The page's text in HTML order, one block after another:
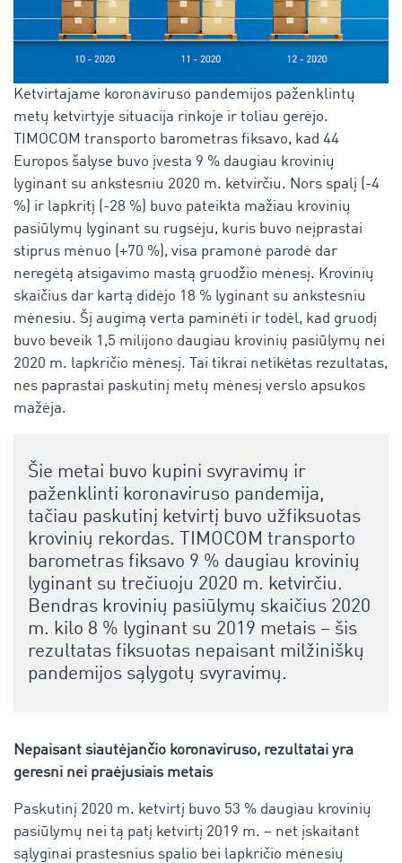
Ketvirtajame koronaviruso pandemijos paženklintų
metų ketvirtyje situacija rinkoje ir toliau gerėjo.
TIMOCOM transporto barometras fiksavo, kad 44
Europos šalyse buvo įvesta 9 % daugiau krovinių
lyginant su ankstesniu 2020 m. ketvirčiu. Nors spalį (-4
%) ir lapkritį (-28 %) buvo pateikta mažiau krovinių
pasiūlymų lyginant su rugsėju, kuris buvo neįprastai
stiprus mėnuo (+70 %), visa pramonė parodė dar
neregėtą atsigavimo mastą gruodžio mėnesį. Krovinių
skaičius dar kartą didėjo 18 % lyginant su ankstesniu
mėnesiu. Šį augimą verta paminėti ir todėl, kad gruodį
buvo beveik 1,5 milijono daugiau krovinių pasiūlymų nei
2020 m. lapkričio mėnesį. Tai tikrai netikėtas rezultatas,
nes paprastai paskutinį metų mėnesį verslo apsukos
mažėja.
Šie metai buvo kupini svyravimų ir
paženklinti koronaviruso pandemija,
tačiau paskutinį ketvirtį buvo užfiksuotas
krovinių rekordas. TIMOCOM transporto
barometras fiksavo 9 % daugiau krovinių
lyginant su trečiuoju 2020 m. ketvirčiu.
Bendras krovinių pasiūlymų skaičius 2020
m. kilo 8 % lyginant su 2019 metais – šis
rezultatas fiksuotas nepaisant milžiniškų
pandemijos sąlygotų svyravimų.
Nepaisant siautėjančio koronaviruso, rezultatai yra
geresni nei praėjusiais metais
Paskutinį 2020 m. ketvirtį buvo 53 % daugiau krovinių
pasiūlymų nei tą patį ketvirtį 2019 m. – net įskaitant
sąlyginai prastesnius spalio bei lapkričio mėnesių